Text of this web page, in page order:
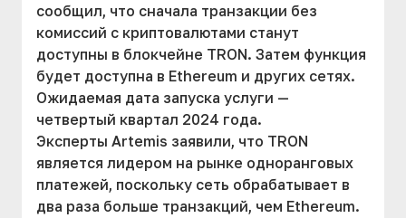
сообщил, что сначала транзакции без
комиссий с криптовалютами станут
доступны в блокчейне TRON. Затем функция
будет доступна в Ethereum и других сетях.
Ожидаемая дата запуска услуги —
четвертый квартал 2024 года.
Эксперты Artemis заявили, что TRON
является лидером на рынке одноранговых
платежей, поскольку сеть обрабатывает в
два раза больше транзакций, чем Ethereum.